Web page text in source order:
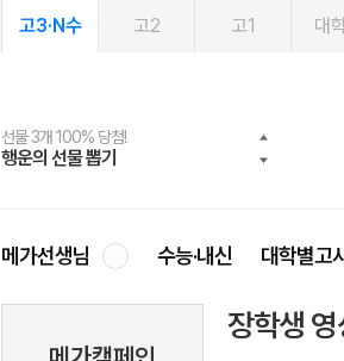
고3·N수 고2 고1 대
선물 3개 100% 당첨!
행운의 선물 뽑기
선물 100% 증정!
메가스터디 X 올리브
여름방학 스터디 캐시백
메가런 썸머스쿨
2027 러셀 단과
강사 공개선발
스마트러닝앱
설문 EVENT
메가패스
3일 무료 체험권
메가패스 수강생 무료혜택!
메가클럽 멤버십
사회공헌 캠페인
희망이룸 메가나눔
메가선생님 수능·내신 대학별고
장학생